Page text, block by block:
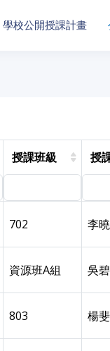
學校公開授課計畫
授課班級 授
702 李
資源班A組 吳
803 楊